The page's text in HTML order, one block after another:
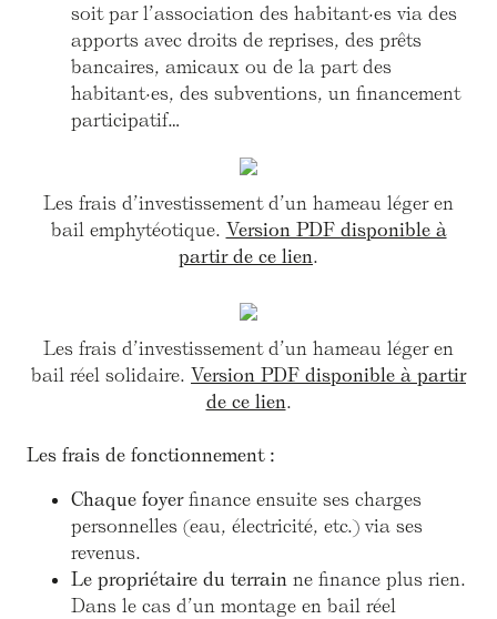
soit par l’association des habitant·es via des
apports avec droits de reprises, des prêts
bancaires, amicaux ou de la part des
habitant·es, des subventions, un financement
participatif…
Les frais d’investissement d’un hameau léger en
bail emphytéotique. Version PDF disponible à
partir de ce lien.
Les frais d’investissement d’un hameau léger en
bail réel solidaire. Version PDF disponible à partir
de ce lien.
Les frais de fonctionnement :
Chaque foyerfinance ensuite ses charges
personnelles (eau, électricité, etc.) via ses
revenus.
Le propriétaire du terrain ne finance plus rien.
Dans le cas d’un montage en bail réel